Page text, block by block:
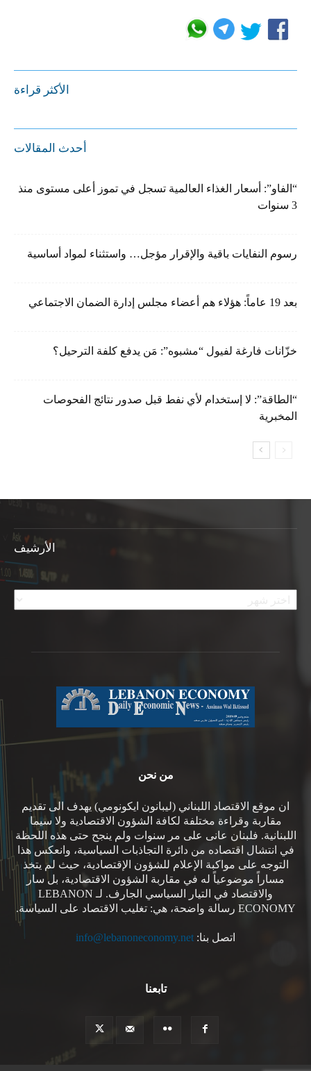
الأكثر قراءة
أحدث المقالات
“الفاو”: أسعار الغذاء العالمية تسجل في تموز أعلى مستوى منذ
3 سنوات
رسوم النفايات باقية والإقرار مؤجل… واستثناء لمواد أساسية
بعد 19 عاماً: هؤلاء هم أعضاء مجلس إدارة الضمان الاجتماعي
خزّانات فارغة لفيول “مشبوه”: مَن يدفع كلفة الترحيل؟
“الطاقة”: لا إستخدام لأي نفط قبل صدور نتائج الفحوصات
المخبرية
الأرشيف
الأرشيف
من نحن
ان موقع الاقتصاد اللبناني (ليبانون ايكونومي) يهدف الى تقديم
مقاربة وقراءة مختلفة لكافة الشؤون الاقتصادية ولا سيما
اللبنانية. فلبنان عانى على مر سنوات ولم ينجح حتى هذه اللحظة
في انتشال اقتصاده من دائرة التجاذبات السياسية، وانعكس هذا
التوجه على مواكبة الإعلام للشؤون الإقتصادية، حيث لم يتخذ
مساراً موضوعياً له في مقاربة الشؤون الاقتصادية، بل سار
والاقتصاد في التيار السياسي الجارف. لـ LEBANON
ECONOMY رسالة واضحة، هي: تغليب الاقتصاد على السياسة.
اتصل بنا: info@lebanoneconomy.net
تابعنا